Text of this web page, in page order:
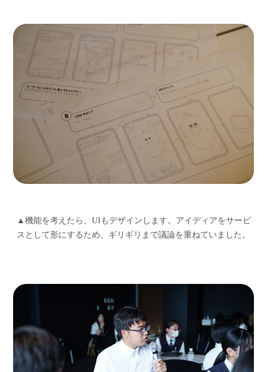
▲機能を考えたら、UIもデザインします。アイディアをサービ
スとして形にするため、ギリギリまで議論を重ねていました。